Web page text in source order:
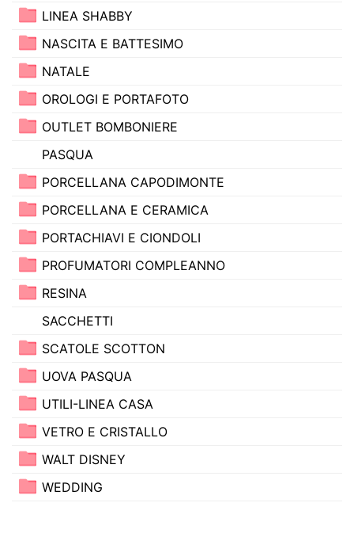
LINEA SHABBY
NASCITA E BATTESIMO
NATALE
OROLOGI E PORTAFOTO
OUTLET BOMBONIERE
PASQUA
PORCELLANA CAPODIMONTE
PORCELLANA E CERAMICA
PORTACHIAVI E CIONDOLI
PROFUMATORI COMPLEANNO
RESINA
SACCHETTI
SCATOLE SCOTTON
UOVA PASQUA
UTILI-LINEA CASA
VETRO E CRISTALLO
WALT DISNEY
WEDDING